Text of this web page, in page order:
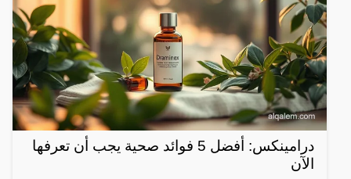
درامينكس: أفضل 5 فوائد صحية يجب أن تعرفها
الآن